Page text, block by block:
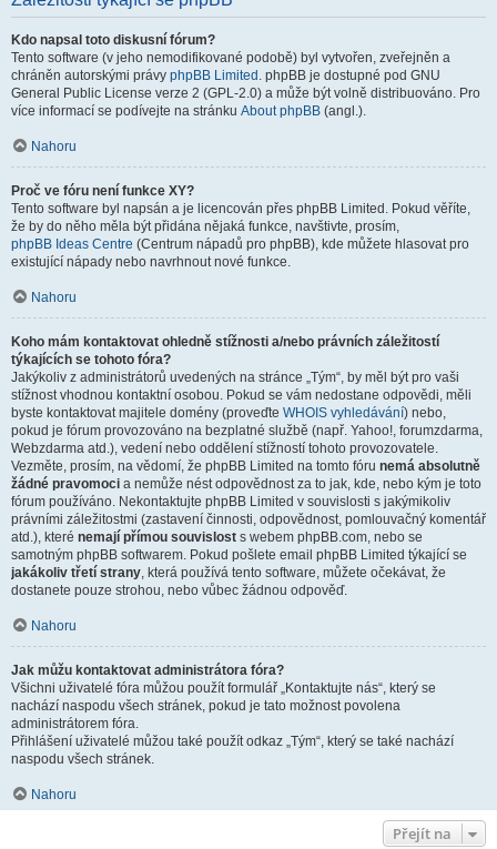
Kdo napsal toto diskusní fórum?
Tento software (v jeho nemodifikované podobě) byl vytvořen, zveřejněn a
chráněn autorskými právy phpBB Limited . phpBB je dostupné pod GNU
General Public License verze 2 (GPL-2.0) a může být volně distribuováno. Pro
více informací se podívejte na stránku About phpBB (angl.).
Nahoru
Proč ve fóru není funkce XY?
Tento software byl napsán a je licencován přes phpBB Limited. Pokud věříte,
že by do něho měla být přidána nějaká funkce, navštivte, prosím,
phpBB Ideas Centre (Centrum nápadů pro phpBB), kde můžete hlasovat pro
existující nápady nebo navrhnout nové funkce.
Nahoru
Koho mám kontaktovat ohledně stížnosti a/nebo právních záležitostí
týkajících se tohoto fóra?
Jakýkoliv z administrátorů uvedených na stránce „Tým“, by měl být pro vaši
stížnost vhodnou kontaktní osobou. Pokud se vám nedostane odpovědi, měli
byste kontaktovat majitele domény (proveďte WHOIS vyhledávání) nebo,
pokud je fórum provozováno na bezplatné službě (např. Yahoo!, forumzdarma,
Webzdarma atd.), vedení nebo oddělení stížností tohoto provozovatele.
Vezměte, prosím, na vědomí, že phpBB Limited na tomto fóru nemá absolutně
žádné pravomoci a nemůže nést odpovědnost za to jak, kde, nebo kým je toto
fórum používáno. Nekontaktujte phpBB Limited v souvislosti s jakýmikoliv
právními záležitostmi (zastavení činnosti, odpovědnost, pomlouvačný komentář
atd.), které nemají přímou souvislost s webem phpBB.com, nebo se
samotným phpBB softwarem. Pokud pošlete email phpBB Limited týkající se
jakákoliv třetí strany, která používá tento software, můžete očekávat, že
dostanete pouze strohou, nebo vůbec žádnou odpověď.
Nahoru
Jak můžu kontaktovat administrátora fóra?
Všichni uživatelé fóra můžou použít formulář „Kontaktujte nás“, který se
nachází naspodu všech stránek, pokud je tato možnost povolena
administrátorem fóra.
Přihlášení uživatelé můžou také použít odkaz „Tým“, který se také nachází
naspodu všech stránek.
Nahoru
Přejít na